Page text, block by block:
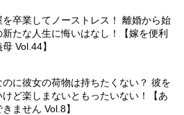
を卒業してノーストレス！ 離婚から始
新たな人生に悔いはなし！【嫁を便利
Vol.44】
に彼女の荷物は持ちたくない？ 彼を
ど楽しまないともったいない！【あ
ません Vol.8】